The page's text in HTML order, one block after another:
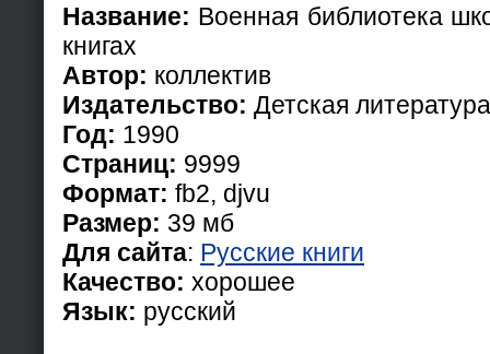
Название: Военная библиотека
книгах
Автор: коллектив
Издательство: Детская литература
Год: 1990
Страниц: 9999
Формат: fb2, djvu
Размер: 39 мб
Для сайта: Русские книги
Качество: хорошее
Язык: русский